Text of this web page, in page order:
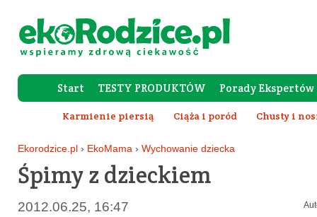
Start TESTY PRODUKTÓW Porady Ekspertów
Forum
Karmienie piersią Ciąża i poród Chusty i
Ekorodzice.pl › EkoMama › Wychowanie dziecka
Śpimy z dzieckiem
2012.06.25, 16:47